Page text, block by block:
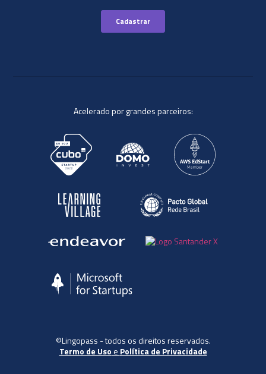
Acelerado por grandes parceiros:
©Lingopass - todos os direitos reservados.
Termo de Uso e Política de Privacidade